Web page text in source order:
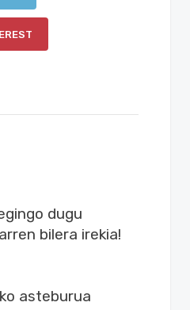
dugu
bilera irekia!
asteburua